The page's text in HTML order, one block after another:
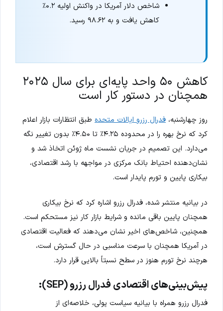
شاخص دلار آمریکا در واکنش اولیه ۰.۲٪
کاهش یافت و به ۹۸.۶۲ رسید.
کاهش ۵۰ واحد پایه‌ای برای سال ۲۰۲۵
همچنان در دستور کار است
روز چهارشنبه، فدرال رزرو ایالات متحده طبق انتظارات بازار اعلام
کرد که نرخ بهره را در محدوده ۴.۲۵٪ تا ۴.۵۰٪ بدون تغییر نگه
می‌دارد. این تصمیم در جریان نشست ماه ژوئن اتخاذ شد و
نشان‌دهنده احتیاط بانک مرکزی در مواجهه با رشد اقتصادی،
بیکاری پایین و تورم پایدار است.
در بیانیه منتشر شده، فدرال رزرو اشاره کرد که نرخ بیکاری
همچنان پایین باقی مانده و شرایط بازار کار نیز مستحکم است.
همچنین، شاخص‌های اخیر نشان می‌دهند که فعالیت اقتصادی
در آمریکا همچنان با سرعت مناسبی در حال گسترش است،
هرچند نرخ تورم هنوز در سطح نسبتاً بالایی قرار دارد.
پیش‌بینی‌های اقتصادی فدرال رزرو (SEP):
فدرال رزرو همراه با بیانیه سیاست پولی، خلاصه‌ای از